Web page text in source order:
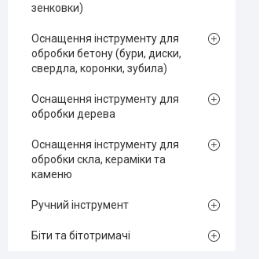
зенковки)
Оснащення інструменту для
обробки бетону (бури, диски,
свердла, коронки, зубила)
Оснащення інструменту для
обробки дерева
Оснащення інструменту для
обробки скла, кераміки та
каменю
Ручний інструмент
Біти та бітотримачі